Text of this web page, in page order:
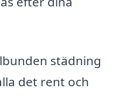
städning
det rent och